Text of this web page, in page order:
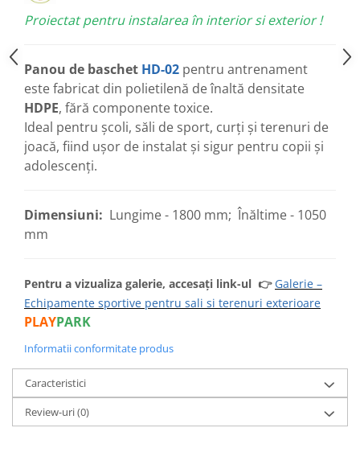
Proiectat pentru instalarea în interior si exterior !
Panou de baschet HD-02 pentru antrenament
este fabricat din polietilenă de înaltă densitate
HDPE, fără componente toxice.
Ideal pentru școli, săli de sport, curți și terenuri de
joacă, fiind ușor de instalat și sigur pentru copii și
adolescenți.
Dimensiuni: Lungime - 1800 mm; Înăltime - 1050
mm
Pentru a vizualiza galerie, accesați link-ul 👉 Galerie –
Echipamente sportive pentru sali si terenuri exterioare
PLAYPARK
Informatii conformitate produs
Caracteristici
Review-uri(0)